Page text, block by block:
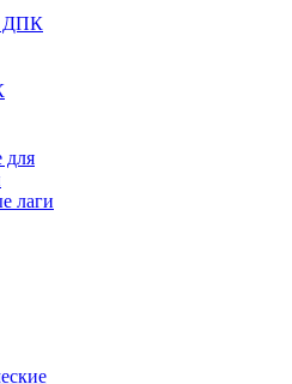
ДПК
для
лаги